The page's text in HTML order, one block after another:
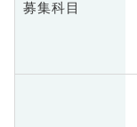
募集科目